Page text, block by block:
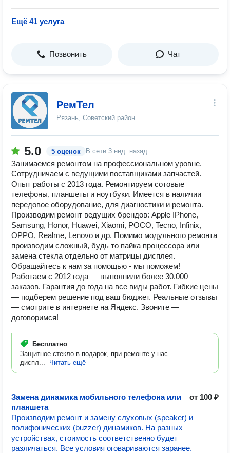
Ещё 41 услуга
Позвонить Чат
РемТел
Рязань, Советский район
5.0 5 оценок В сети 3 нед. назад
Занимаемся ремонтом на профессиональном уровне.
Сотрудничаем с ведущими поставщиками запчастей.
Опыт работы с 2013 года. Ремонтируем сотовые
телефоны, планшеты и ноутбуки. Имеется в наличии
передовое оборудование, для диагностики и ремонта.
Производим ремонт ведущих брендов: Apple IPhone,
Samsung, Honor, Huawei, Xiaomi, POCO, Tecno, Infinix,
OPPO, Realme, Lenovo и др. Помимо модульного ремонта
производим сложный, будь то пайка процессора или
замена стекла отдельно от матрицы дисплея.
Обращайтесь к нам за помощью - мы поможем!
Работаем с 2012 года — выполнили более 30.000
заказов. Гарантия до года на все виды работ. Гибкие цены
— подберем решение под ваш бюджет. Реальные отзывы
— смотрите в интернете на Яндекс. Звоните —
договоримся!
Бесплатно
Защитное стекло в подарок, при ремонте у нас
диспл...
Читать ещё
Замена динамика мобильного телефона или
планшета
от 100 ₽
Производим ремонт и замену слуховых (speaker) и
полифонических (buzzer) динамиков. На разных
устройствах, стоимость соответственно будет
различаться. Все условия оговариваются заранее.